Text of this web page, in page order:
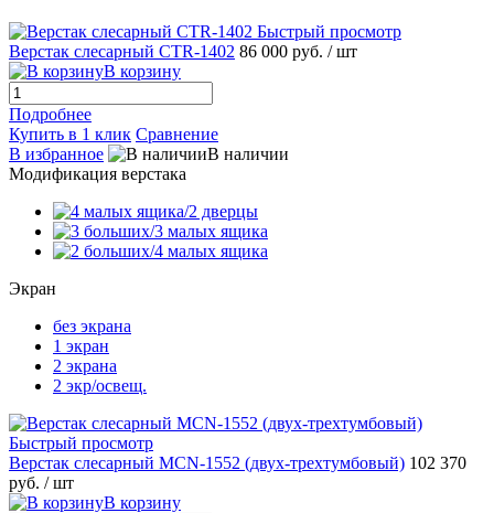
Быстрый просмотр
Верстак слесарный CTR-1402 86 000 руб. / шт
В корзину
Подробнее
Купить в 1 клик Сравнение
В избранное
В наличии
Модификация верстака
Экран
без экрана
1 экран
2 экрана
2 экр/освещ.
Быстрый просмотр
Верстак слесарный MCN-1552 (двух-трехтумбовый) 102 370
руб. / шт
В корзину